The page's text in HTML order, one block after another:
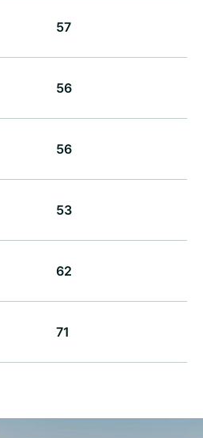
57
56
56
53
62
71